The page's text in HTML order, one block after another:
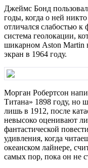
Джеймс Бонд
годы, когда о ней
отличался слабостью к
система геолокации,
шикарном Aston Martin
экран в 1964 году.
Морган Робертсон
Титана» 1898 году, но
лишь в 1912, после
невысоко оценивают
фантастической
удивления, когда
океанском лайнере,
самых пор, пока он не